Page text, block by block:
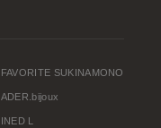
FAVORITE SUKINAMONO
ADER.bijoux
INED L